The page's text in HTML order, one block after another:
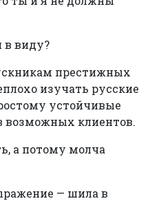
в виду?
престижных
изучать русские
устойчивые
возможных клиентов.
а потому молча
— шила в